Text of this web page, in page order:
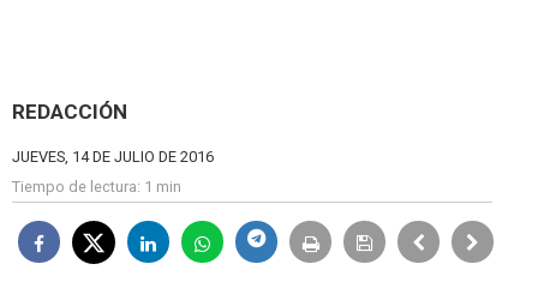
REDACCIÓN
JUEVES, 14 DE JULIO DE 2016
Tiempo de lectura: 1 min